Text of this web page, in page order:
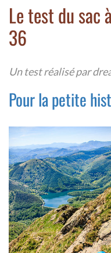
Le test du sac
36
Un test réalisé par
Pour la petite